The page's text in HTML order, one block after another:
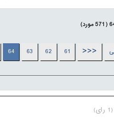
(
571مورد)
<<<
61
62
63
64